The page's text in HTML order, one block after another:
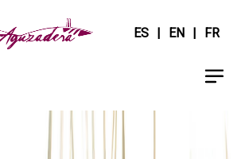
ES EN FR